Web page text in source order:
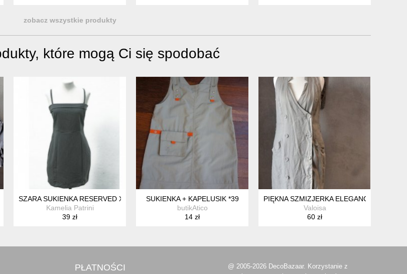
zobacz wszystkie produkty
które mogą Ci się spodobać
M BUFY SATYNA GRAFIT
SZARA SUKIENKA RESERVED XS
Kamelia Patrini
39 zł
SUKIENKA + KAPELUSIK *39
butikAtico
14 zł
PIĘKNA SZMIZJERKA ELEGANCKA LEN XS
Valoisa
60 zł
PŁATNOŚCI
@ 2005-2026 DecoBazaar. Korzystanie z